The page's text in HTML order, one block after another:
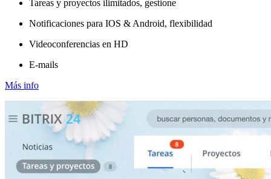
Tareas y proyectos ilimitados, gestione
Notificaciones para IOS & Android, flexibilidad
Videoconferencias en HD
E-mails
Más info